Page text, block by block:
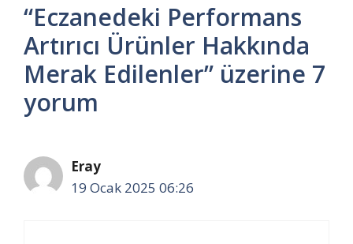
“Eczanedeki Performans
Artırıcı Ürünler Hakkında
Merak Edilenler” üzerine 7
yorum
Eray
19 Ocak 2025 06:26